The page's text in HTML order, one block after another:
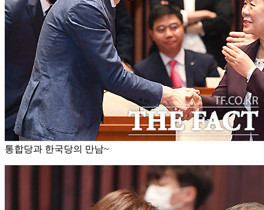
통합당과 한국당의 만남~